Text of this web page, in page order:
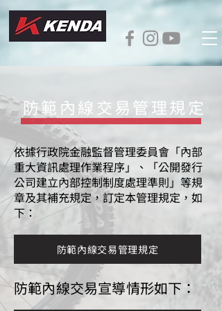
防範內線交易管理規定
依據行政院金融監督管理委員會「內部
重大資訊處理作業程序」、「公開發行
公司建立內部控制制度處理準則」等規
章及其補充規定，訂定本管理規定，如
下：
防範內線交易管理規定
防範內線交易宣導情形如下：